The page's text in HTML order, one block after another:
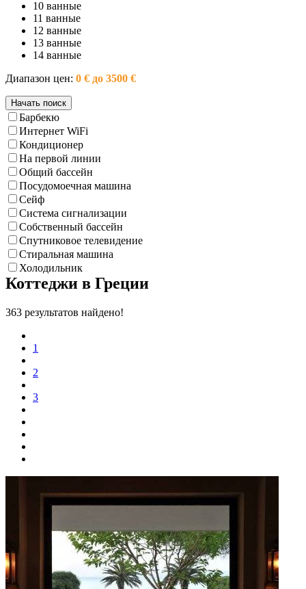
10 ванные
11 ванные
12 ванные
13 ванные
14 ванные
Диапазон цен: 0 € до 3500 €
Барбекю
Интернет WiFi
Кондиционер
На первой линии
Общий бассейн
Посудомоечная машина
Сейф
Система сигнализации
Собственный бассейн
Спутниковое телевидение
Стиральная машина
Холодильник
Коттеджи в Греции
363 результатов найдено!
1
2
3